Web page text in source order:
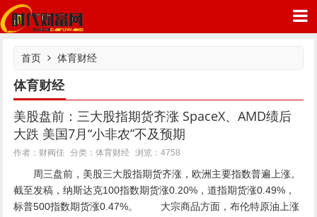
时代财富网
首页 体育财经
体育财经
美股盘前：三大股指期货齐涨 SpaceX、AMD绩后
大跌 美国7月“小非农”不及预期
作者：财阀佳 分类：体育财经 浏览：4758
周三盘前，美股三大股指期货齐涨，欧洲主要指数普遍上涨。
截至发稿，纳斯达克100指数期货涨0.20%，道指期货涨0.49%，
标普500指数期货涨0.47%。 大宗商品方面，布伦特原油上涨